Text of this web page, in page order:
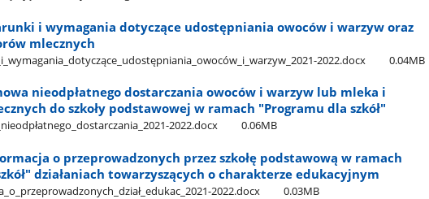
i wymagania dotyczące udostępniania owoców i warzyw oraz
mlecznych
2022.docx 0.04MB
nieodpłatnego dostarczania owoców i warzyw lub mleka i
do szkoły podstawowej w ramach "Programu dla szkół"
2022.docx 0.06MB
o przeprowadzonych przez szkołę podstawową w ramach
działaniach towarzyszących o charakterze edukacyjnym
2022.docx 0.03MB